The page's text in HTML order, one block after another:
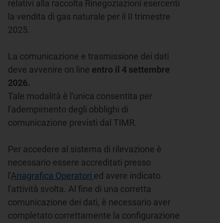
relativi alla raccolta Rinegoziazioni esercenti
la vendita di gas naturale per il II trimestre
2025.
La comunicazione e trasmissione dei dati
deve avvenire on line entro il 4 settembre
2026.
Tale modalità è l'unica consentita per
l'adempimento degli obblighi di
comunicazione previsti dal TIMR.
Per accedere al sistema di rilevazione è
necessario essere accreditati presso
l'Anagrafica Operatori ed avere indicato
l'attività svolta. Al fine di una corretta
comunicazione dei dati, è necessario aver
completato correttamente la configurazione